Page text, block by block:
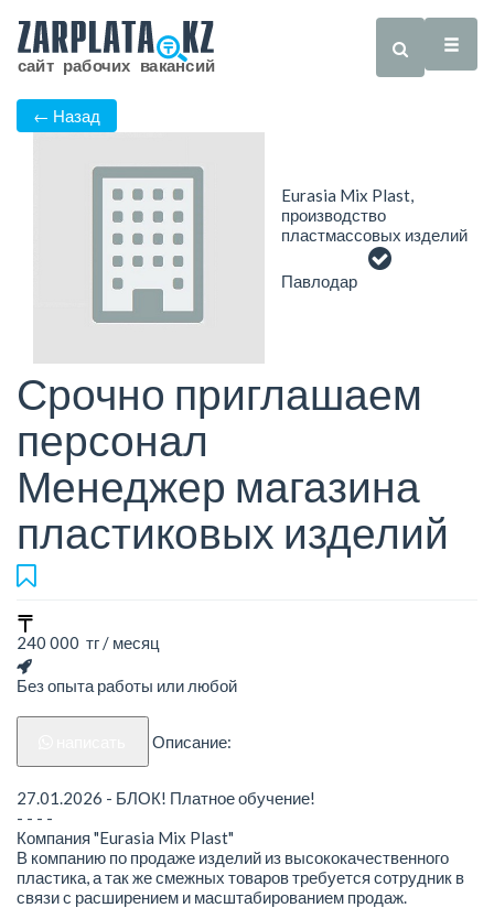
← Назад
Eurasia Mix Plast,
производство
пластмассовых изделий
Павлодар
Срочно приглашаем
персонал
Менеджер магазина
пластиковых изделий
240 000 тг / месяц
Без опыта работы или любой
Описание:
27.01.2026 - БЛОК! Платное обучение!
- - - -
Компания "Eurasia Mix Plast"
В компанию по продаже изделий из высококачественного
пластика, а так же смежных товаров требуется сотрудник в
связи с расширением и масштабированием продаж.